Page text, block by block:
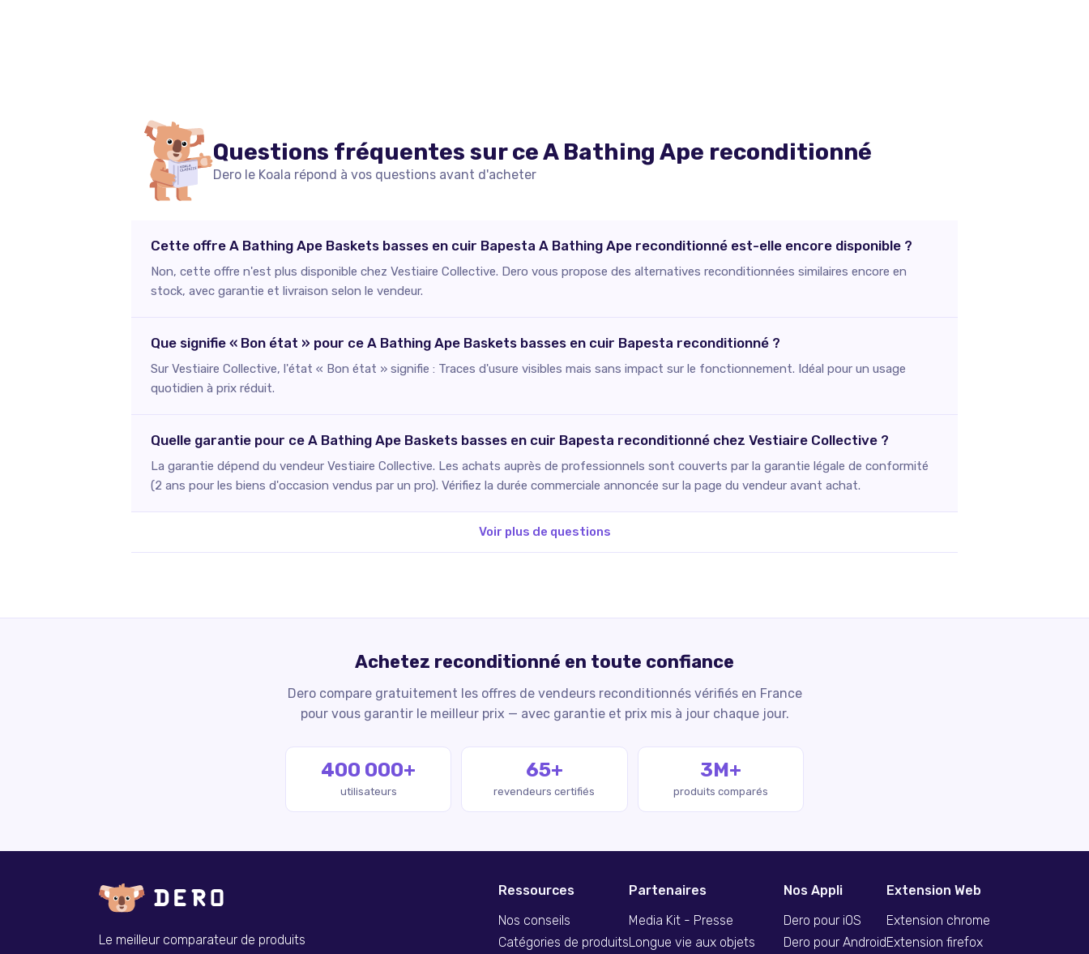
Questions fréquentes sur ceA Bathing Ape reconditionné
Dero le Koala répond à vos questions avant d'acheter
Cette offre A Bathing Ape Baskets basses en cuir Bapesta A Bathing Ape reconditionné est-elle encore disponible ?
Non, cette offre n'est plus disponible chez Vestiaire Collective. Dero vous propose des alternatives reconditionnées similaires encore en
stock, avec garantie et livraison selon le vendeur.
Que signifie « Bon état » pour ce A Bathing Ape Baskets basses en cuir Bapesta reconditionné ?
Sur Vestiaire Collective, l'état « Bon état » signifie : Traces d'usure visibles mais sans impact sur le fonctionnement. Idéal pour un usage
quotidien à prix réduit.
Quelle garantie pour ce A Bathing Ape Baskets basses en cuir Bapesta reconditionné chez Vestiaire Collective ?
La garantie dépend du vendeur Vestiaire Collective. Les achats auprès de professionnels sont couverts par la garantie légale de conformité
(2 ans pour les biens d'occasion vendus par un pro). Vérifiez la durée commerciale annoncée sur la page du vendeur avant achat.
Voir plus de questions
Achetez reconditionné en toute confiance
Dero compare gratuitement les offres de vendeurs reconditionnés vérifiés en France
pour vous garantir le meilleur prix — avec garantie et prix mis à jour chaque jour.
400 000+
utilisateurs
65+
revendeurs certifiés
3M+
produits comparés
Le meilleur comparateur de produits
Ressources
Nos conseils
Catégories de produits
Partenaires
Media Kit - Presse
Longue vie aux objets
Nos Appli
Dero pour iOS
Dero pour Android
Extension Web
Extension chrome
Extension firefox